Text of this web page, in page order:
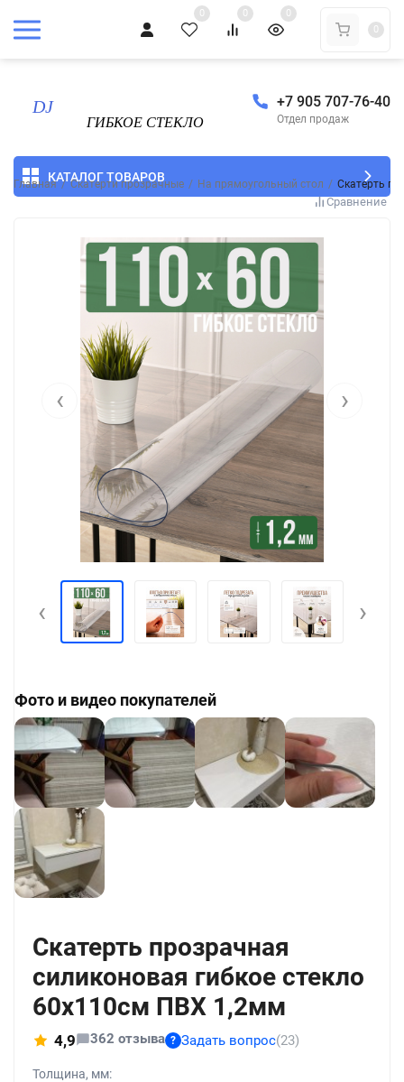
0 0
0
0
+7 905 707-76-40
Отдел продаж
КАТАЛОГ ТОВАРОВ
Главная / Скатерти прозрачные / На прямоугольный стол / Скатерть
Сравнение
‹ ›
‹ ›
Фото и видео покупателей
Скатерть прозрачная
силиконовая гибкое стекло
60x110см ПВХ 1,2мм
4,9 362 отзыва ? Задать вопрос(23)
Толщина, мм: